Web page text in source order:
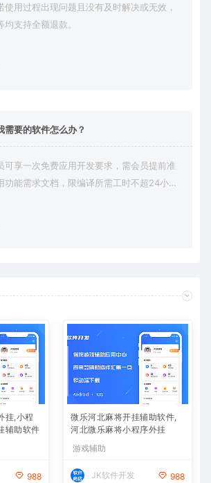
使用过程出现问题且没有及时解决或无效，
支持全额退款。
需要的软件怎么办？
可享一次免费应用开发要求，需会员提前准
功能需求文档，限编译所需工时不超24小
挂,小程
辅助软件
988
微乐河北麻将开挂辅助软件,
河北微乐麻将小程序外挂
游戏辅助
JK软件开发 988